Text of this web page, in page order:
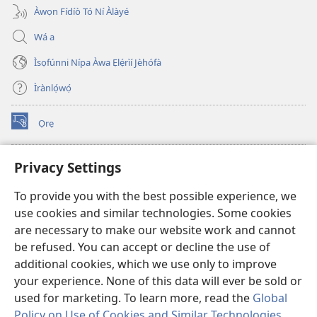
Privacy Settings
To provide you with the best possible experience, we
use cookies and similar technologies. Some cookies
are necessary to make our website work and cannot
be refused. You can accept or decline the use of
additional cookies, which we use only to improve
your experience. None of this data will ever be sold or
used for marketing. To learn more, read the Global
Àwọn Fídíò Tó Ní Àlàyé
Wá a
Ìsọfúnni Nípa Àwa Ẹlẹ́rìí Jèhófà
Ìrànlọ́wọ́
Ọrẹ
(opens
new
ÀKÁ ÌWÉ ORÍ ÍŃTÁNẸ́Ẹ̀TÌ TI Watchtower™
(opens
window)JW Hub
(opens
new
window)JW Library
Watchtower Library ®